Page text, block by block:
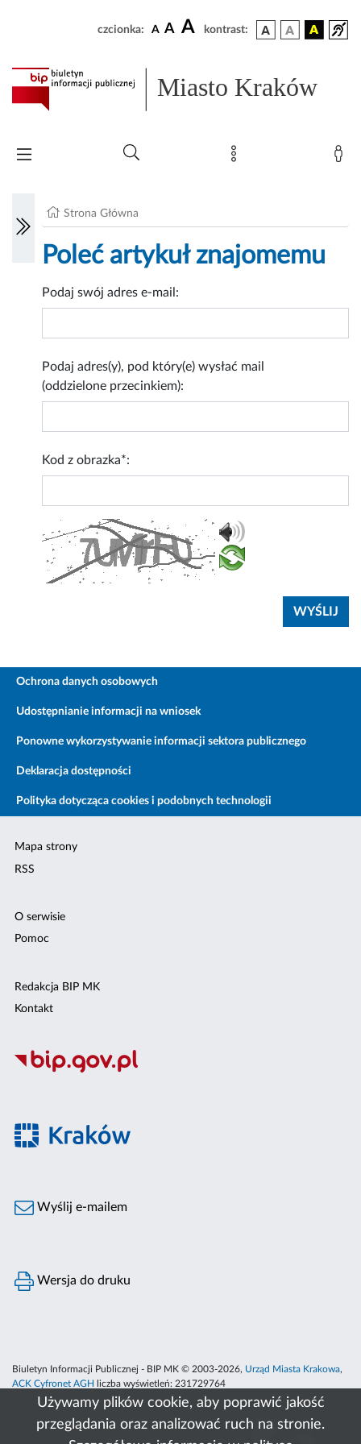
Używamy plików cookie, aby poprawić jakość
przeglądania oraz analizować ruch na stronie.
czcionka: A A A kontrast:
Miasto Kraków
Strona Główna
Poleć artykuł znajomemu
Podaj swój adres e-mail:
Podaj adres(y), pod który(e) wysłać mail
(oddzielone przecinkiem):
Kod z obrazka*:
Ochrona danych osobowych
Udostępnianie informacji na wniosek
Ponowne wykorzystywanie informacji sektora publicznego
Deklaracja dostępności
Polityka dotycząca cookies i podobnych technologii
Mapa strony
RSS
O serwisie
Pomoc
Redakcja BIP MK
Kontakt
Wyślij e-mailem
Wersja do druku
Biuletyn Informacji Publicznej - BIP MK © 2003-2026, Urząd Miasta Krakowa,
ACK Cyfronet AGH
liczba wyświetleń: 231729764